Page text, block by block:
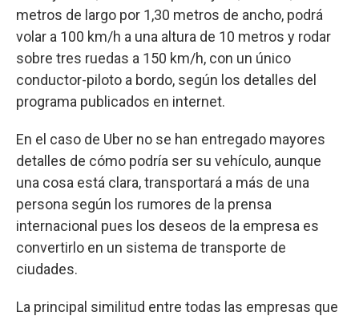
metros de largo por 1,30 metros de ancho, podrá
volar a 100 km/h a una altura de 10 metros y rodar
sobre tres ruedas a 150 km/h, con un único
conductor-piloto a bordo, según los detalles del
programa publicados en internet.
En el caso de Uber no se han entregado mayores
detalles de cómo podría ser su vehículo, aunque
una cosa está clara, transportará a más de una
persona según los rumores de la prensa
internacional pues los deseos de la empresa es
convertirlo en un sistema de transporte de
ciudades.
La principal similitud entre todas las empresas que